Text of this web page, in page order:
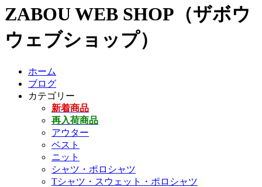
ZABOU WEB SHOP（ザボウ
ウェブショップ）
ホーム
ブログ
カテゴリー
新着商品
再入荷商品
アウター
ベスト
ニット
シャツ・ポロシャツ
Tシャツ・スウェット・ポロシャツ